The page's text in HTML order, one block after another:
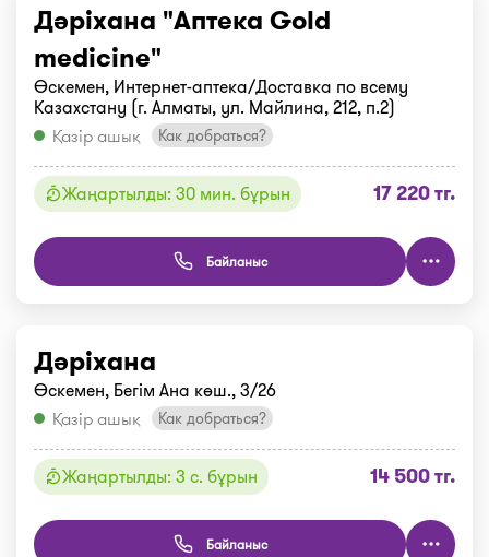
Дәріхана "Аптека Gold
medicine"
Өскемен, Интернет-аптека/Доставка по всему
Казахстану (г. Алматы, ул. Майлина, 212, п.2)
Қазір ашық
Как добраться?
Жаңартылды: 30 мин. бұрын 17 220 тг.
Байланыс
Дәріхана
Өскемен, Бегім Ана көш., 3/26
Қазір ашық
Как добраться?
Жаңартылды: 3 с. бұрын 14 500 тг.
Байланыс